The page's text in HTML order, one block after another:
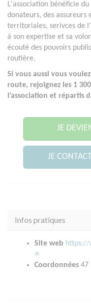
L'association bénéficie
donateurs, des
territoriales, serivces de
à son expertise et sa
écouté des pouvoirs
routière.
Si vous aussi vous
route, rejoignez les 1
l’association et répartis
JE
JE
Infos pratiques
Site web https://
Coordonnées 47